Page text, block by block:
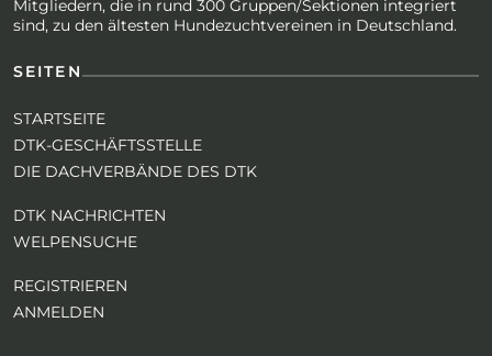
Mitgliedern, die in rund 300 Gruppen/Sektionen integriert
sind, zu den ältesten Hundezuchtvereinen in Deutschland.
SEITEN
STARTSEITE
DTK-GESCHÄFTSSTELLE
DIE DACHVERBÄNDE DES DTK
DTK NACHRICHTEN
WELPENSUCHE
REGISTRIEREN
ANMELDEN